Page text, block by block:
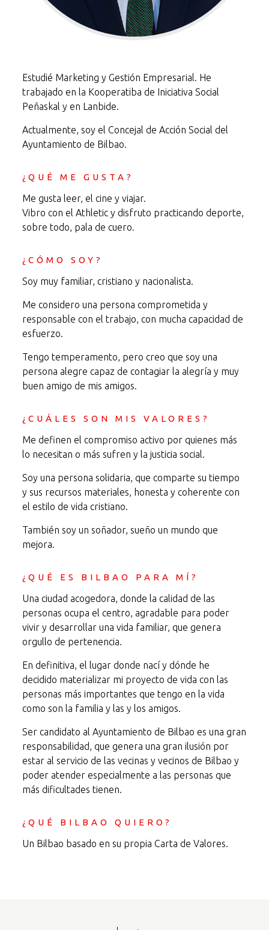
Estudié Marketing y Gestión Empresarial. He
trabajado en la Kooperatiba de Iniciativa Social
Peñaskal y en Lanbide.
Actualmente, soy el Concejal de Acción Social del
Ayuntamiento de Bilbao.
¿QUÉ ME GUSTA?
Me gusta leer, el cine y viajar.
Vibro con el Athletic y disfruto practicando deporte,
sobre todo, pala de cuero.
¿CÓMO SOY?
Soy muy familiar, cristiano y nacionalista.
Me considero una persona comprometida y
responsable con el trabajo, con mucha capacidad de
esfuerzo.
Tengo temperamento, pero creo que soy una
persona alegre capaz de contagiar la alegría y muy
buen amigo de mis amigos.
¿CUÁLES SON MIS VALORES?
Me definen el compromiso activo por quienes más
lo necesitan o más sufren y la justicia social.
Soy una persona solidaria, que comparte su tiempo
y sus recursos materiales, honesta y coherente con
el estilo de vida cristiano.
También soy un soñador, sueño un mundo que
mejora.
¿QUÉ ES BILBAO PARA MÍ?
Una ciudad acogedora, donde la calidad de las
personas ocupa el centro, agradable para poder
vivir y desarrollar una vida familiar, que genera
orgullo de pertenencia.
En definitiva, el lugar donde nací y dónde he
decidido materializar mi proyecto de vida con las
personas más importantes que tengo en la vida
como son la familia y las y los amigos.
Ser candidato al Ayuntamiento de Bilbao es una gran
responsabilidad, que genera una gran ilusión por
estar al servicio de las vecinas y vecinos de Bilbao y
poder atender especialmente a las personas que
más dificultades tienen.
¿QUÉ BILBAO QUIERO?
Un Bilbao basado en su propia Carta de Valores.